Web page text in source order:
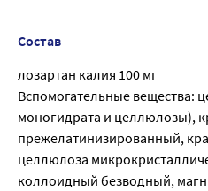
Состав
лозартан калия 100 мг
Вспомогательные вещества:
моногидрата и целлюлозы),
прежелатинизированный,
целлюлоза
коллоидный безводный,